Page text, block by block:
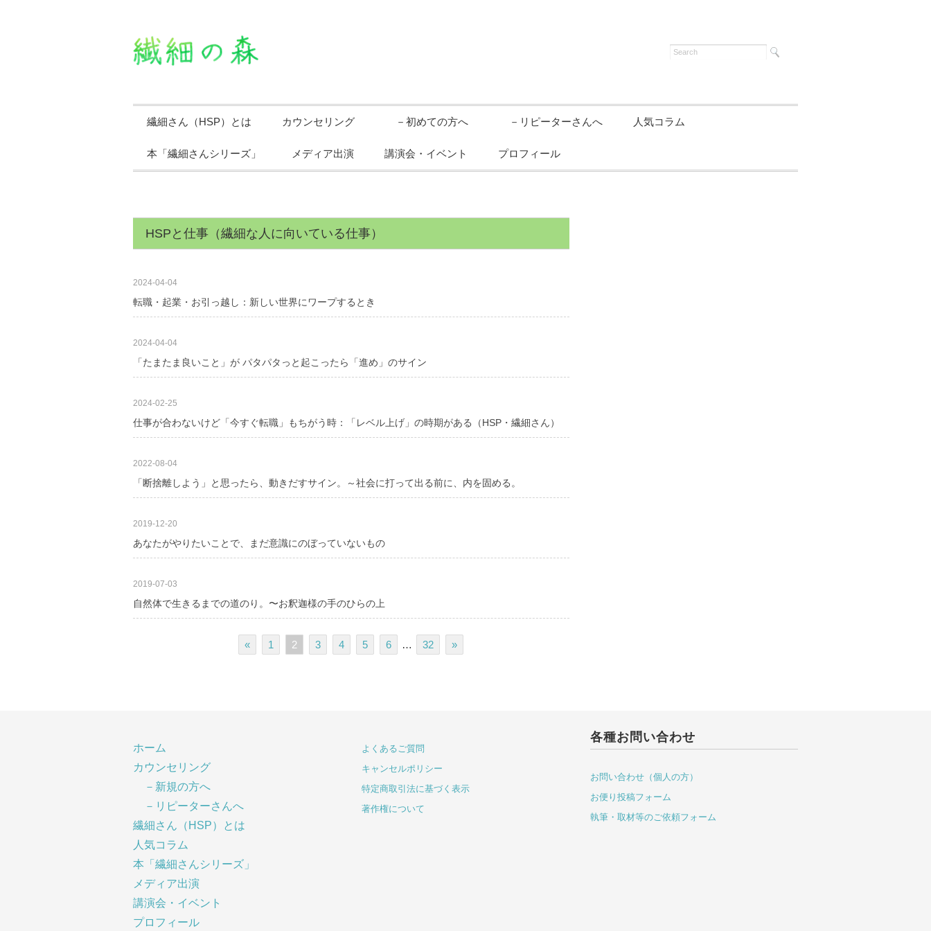
繊細さん（HSP）とは カウンセリング －初めての方へ －リピーターさんへ 人気コラム
本「繊細さんシリーズ」 メディア出演 講演会・イベント プロフィール
HSPと仕事（繊細な人に向いている仕事）
2024-04-04
転職・起業・お引っ越し：新しい世界にワープするとき
2024-04-04
「たまたま良いこと」が パタパタっと起こったら「進め」のサイン
2024-02-25
仕事が合わないけど「今すぐ転職」もちがう時：「レベル上げ」の時期がある（HSP・繊細さん）
2022-08-04
「断捨離しよう」と思ったら、動きだすサイン。～社会に打って出る前に、内を固める。
2019-12-20
あなたがやりたいことで、まだ意識にのぼっていないもの
2019-07-03
自然体で生きるまでの道のり。〜お釈迦様の手のひらの上
« 1 2 3 4 5 6 … 32 »
ホーム
カウンセリング
－新規の方へ
－リピーターさんへ
繊細さん（HSP）とは
人気コラム
本「繊細さんシリーズ」
メディア出演
講演会・イベント
プロフィール
よくあるご質問
キャンセルポリシー
特定商取引法に基づく表示
著作権について
各種お問い合わせ
お問い合わせ（個人の方）
お便り投稿フォーム
執筆・取材等のご依頼フォーム